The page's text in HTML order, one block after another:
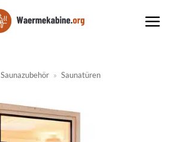
Saunazubehör » Saunatüren